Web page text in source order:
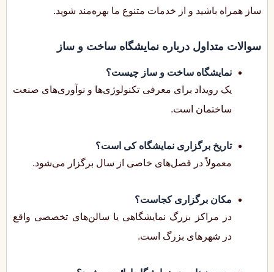
ساز همراه باشید و از خدمات متنوع ما بهره‌مند شوید.
سوالات متداول درباره نمایشگاه ساخت و ساز
نمایشگاه ساخت و ساز چیست؟
یک رویداد برای معرفی تکنولوژی‌ها و نوآوری‌های صنعت
ساختمان است.
تاریخ برگزاری نمایشگاه کی است؟
معمولاً در فصل‌های خاصی از سال برگزار می‌شود.
مکان برگزاری کجاست؟
در مراکز بزرگ نمایشگاهی یا سالن‌های تخصصی واقع
در شهرهای بزرگ است.